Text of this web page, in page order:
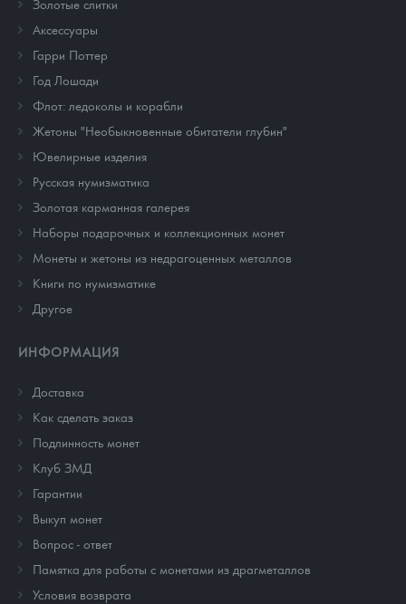
Золотые слитки
Аксессуары
Гарри Поттер
Год Лошади
Флот: ледоколы и корабли
Жетоны "Необыкновенные обитатели глубин"
Ювелирные изделия
Русская нумизматика
Золотая карманная галерея
Наборы подарочных и коллекционных монет
Монеты и жетоны из недрагоценных металлов
Книги по нумизматике
Другое
ИНФОРМАЦИЯ
Доставка
Как сделать заказ
Подлинность монет
Клуб ЗМД
Гарантии
Выкуп монет
Вопрос - ответ
Памятка для работы с монетами из драгметаллов
Условия возврата